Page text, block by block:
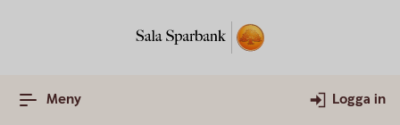
Meny Logga in